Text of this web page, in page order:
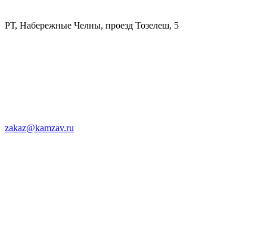
РТ, Набережные Челны, проезд Тозелеш, 5
zakaz@kamzav.ru